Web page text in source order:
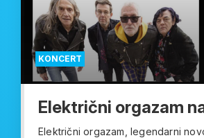
KONCERT
Električni orgazam
Električni orgazam, legendarni